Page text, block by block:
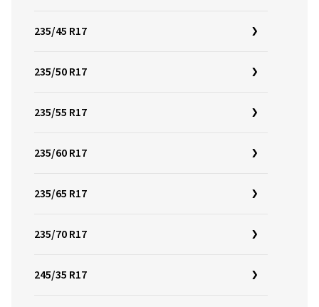
235/45 R17
235/50 R17
235/55 R17
235/60 R17
235/65 R17
235/70 R17
245/35 R17